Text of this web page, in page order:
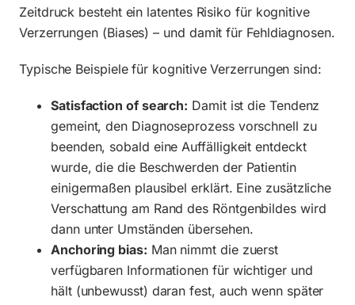
Zeitdruck besteht ein latentes Risiko für kognitive
Verzerrungen (Biases) – und damit für Fehldiagnosen.
Typische Beispiele für kognitive Verzerrungen sind:
Satisfaction of search: Damit ist die Tendenz
gemeint, den Diagnoseprozess vorschnell zu
beenden, sobald eine Auffälligkeit entdeckt
wurde, die die Beschwerden der Patientin
einigermaßen plausibel erklärt. Eine zusätzliche
Verschattung am Rand des Röntgenbildes wird
dann unter Umständen übersehen.
Anchoring bias: Man nimmt die zuerst
verfügbaren Informationen für wichtiger und
hält (unbewusst) daran fest, auch wenn später